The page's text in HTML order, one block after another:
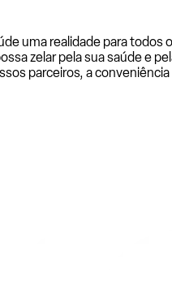
uma realidade para
zelar pela sua saúde e
parceiros, a